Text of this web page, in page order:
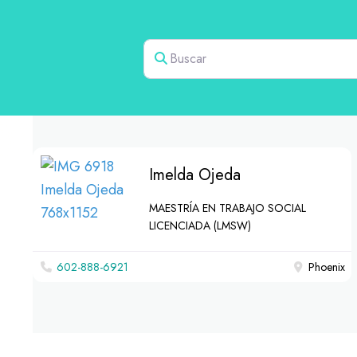
Buscar
Imelda Ojeda
MAESTRÍA EN TRABAJO SOCIAL
LICENCIADA (LMSW)
602-888-6921 Phoenix